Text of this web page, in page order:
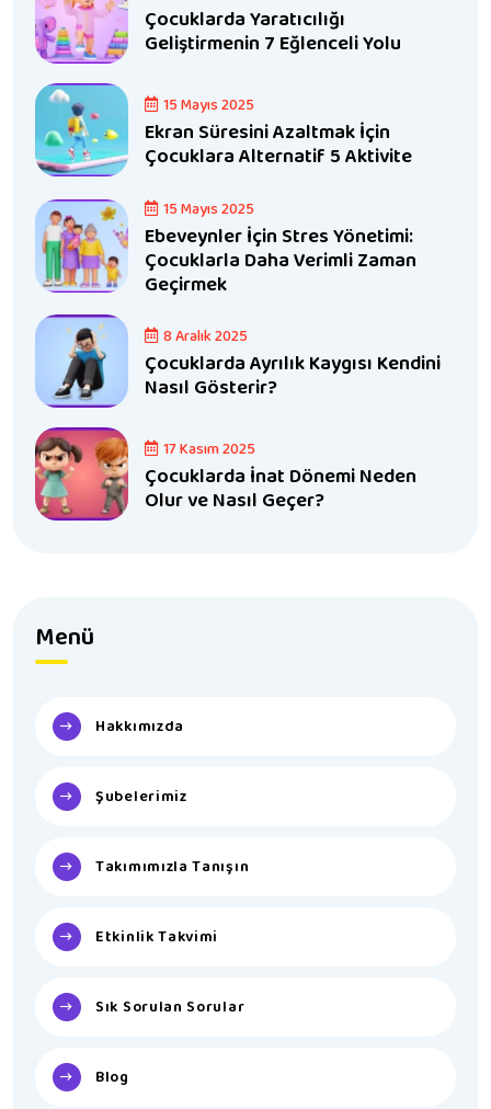
Çocuklarda Yaratıcılığı
Geliştirmenin 7 Eğlenceli Yolu
15 Mayıs 2025
Ekran Süresini Azaltmak İçin
Çocuklara Alternatif 5 Aktivite
15 Mayıs 2025
Ebeveynler İçin Stres Yönetimi:
Çocuklarla Daha Verimli Zaman
Geçirmek
8 Aralık 2025
Çocuklarda Ayrılık Kaygısı Kendini
Nasıl Gösterir?
17 Kasım 2025
Çocuklarda İnat Dönemi Neden
Olur ve Nasıl Geçer?
Menü
Hakkımızda
Şubelerimiz
Takımımızla Tanışın
Etkinlik Takvimi
Sık Sorulan Sorular
Blog